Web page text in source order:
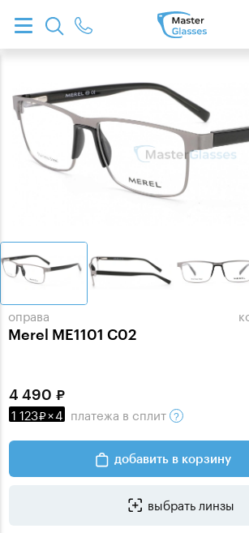
оправа
Merel ME1101 C02
4 490
1 123 ×4 платежа в сплит
добавить в корзину
выбрать линзы